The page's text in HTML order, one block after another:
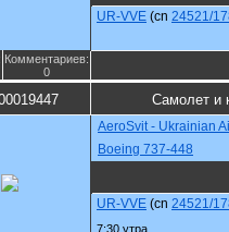
UR-VVE (cn 24521/
Комментариев:
0
Самолет и
AeroSvit - Ukrainian
Boeing 737-448
UR-VVE (cn 24521/
7:30 утра